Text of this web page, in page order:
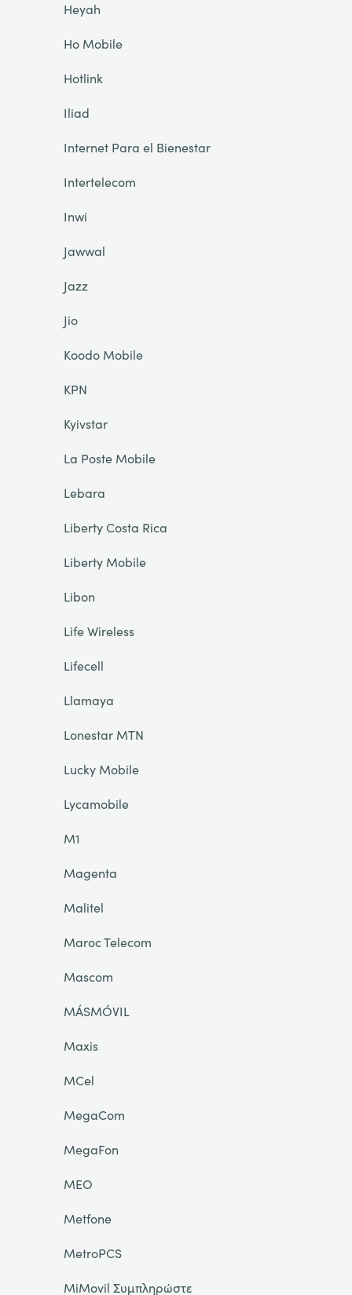
Heyah
Ho Mobile
Hotlink
Iliad
Internet Para el Bienestar
Intertelecom
Inwi
Jawwal
Jazz
Jio
Koodo Mobile
KPN
Kyivstar
La Poste Mobile
Lebara
Liberty Costa Rica
Liberty Mobile
Libon
Life Wireless
Lifecell
Llamaya
Lonestar MTN
Lucky Mobile
Lycamobile
M1
Magenta
Malitel
Maroc Telecom
Mascom
MÁSMÓVIL
Maxis
MCel
MegaCom
MegaFon
MEO
Metfone
MetroPCS
MiMovil Συμπληρώστε